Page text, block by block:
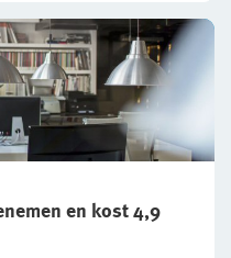
en kost 4,9